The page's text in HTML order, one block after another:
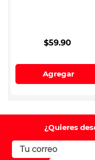
$59.90
Agregar
¿Quieres